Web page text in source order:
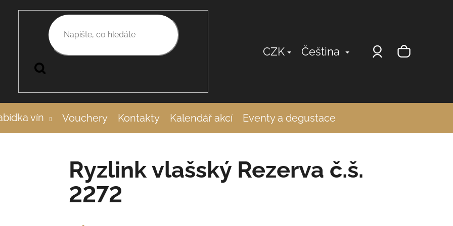
vín Vouchery Kontakty Kalendář akcí Eventy a degustace
CZK Čeština Přihlášení
Ryzlink vlašský Rezerva č.š.
2272